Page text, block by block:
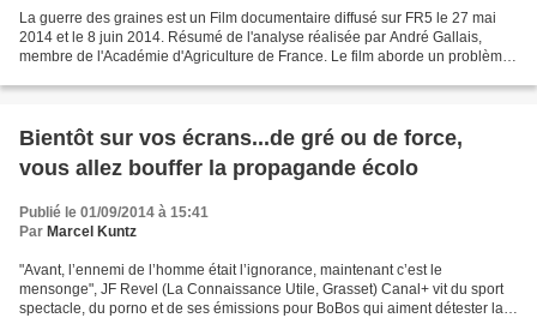
La guerre des graines est un Film documentaire diffusé sur FR5 le 27 mai
2014 et le 8 juin 2014. Résumé de l'analyse réalisée par André Gallais,
membre de l'Académie d'Agriculture de France. Le film aborde un problème
Bientôt sur vos écrans...de gré ou de force,
vous allez bouffer la propagande écolo
Publié le 01/09/2014 à 15:41
Par Marcel Kuntz
"Avant, l’ennemi de l’homme était l’ignorance, maintenant c’est le
mensonge", JF Revel (La Connaissance Utile, Grasset) Canal+ vit du sport
spectacle, du porno et de ses émissions pour BoBos qui aiment détester la